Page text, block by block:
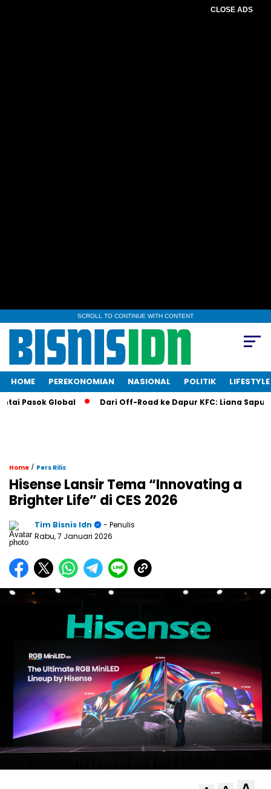
CLOSE ADS
SCROLL TO CONTINUE WITH CONTENT
HOME PEREKONOMIAN NASIONAL POLITIK LIFESTYLE
Global Dari Off-Road ke Dapur KFC: Liana Saputri
Home / Pers Rilis
Hisense Lansir Tema “Innovating a
Brighter Life” di CES 2026
Tim Bisnis Idn
- Penulis
Rabu, 7 Januari 2026